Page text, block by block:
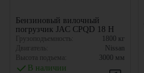
Бензиновый вилочный
погрузчик JAC CPQD 18 H
Грузоподъемность: 1800 кг
Двигатель:
Nissan
Высота подъема:
3000 мм
В наличии